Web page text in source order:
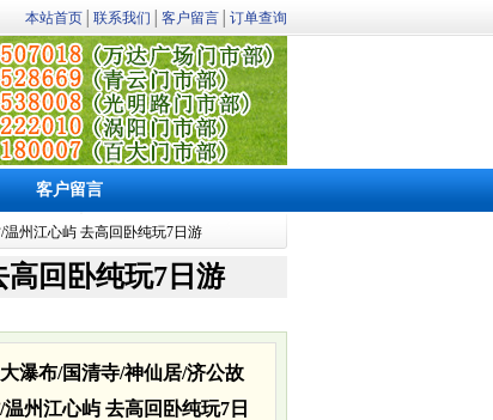
本站首页 联系我们 客户留言 订单查询
客户留言
州江心屿 去高回卧纯玩7日游
回卧纯玩7日游
瀑布/国清寺/神仙居/济公故
州江心屿 去高回卧纯玩7日